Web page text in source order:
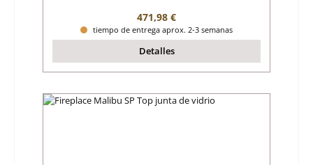
Precio normal:
471,98 €
tiempo de entrega aprox. 2-3 semanas
Detalles